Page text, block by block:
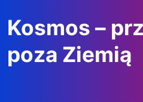
Kosmos –
poza Ziemią